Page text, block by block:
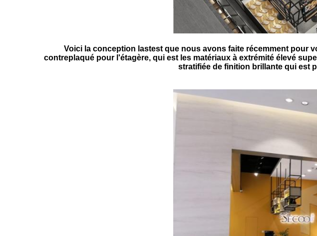
Voici la conception lastest que nous avons faite récemment pour
contreplaqué pour l'étagère, qui est les matériaux à extrémité élevé
stratifiée de finition brillante qui est